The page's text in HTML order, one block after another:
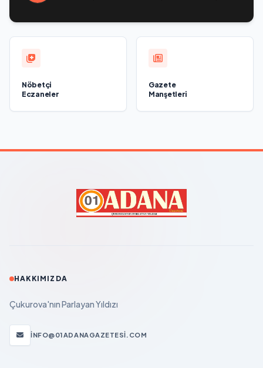
Nöbetçi
Eczaneler
Gazete
Manşetleri
HAKKIMIZDA
Çukurova'nın Parlayan Yıldızı
INFO@01ADANAGAZETESI.COM